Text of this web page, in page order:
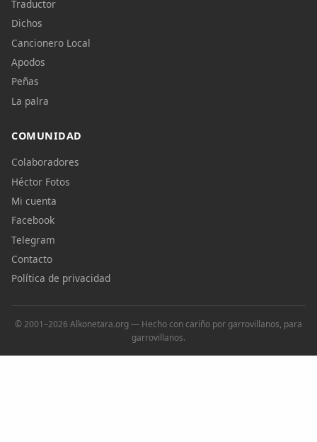
Traductor
Dichos
Cancionero Local
Apodos
Peñas
La palra
COMUNIDAD
Colaboradores
Héctor Fotos
Mi cuenta
Facebook
Telegram
Contacto
Política de privacidad
© 2001–2026 Alkonetara.org — Hecho con cariño por garrovillanos, para
garrovillanos.